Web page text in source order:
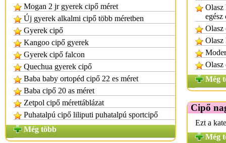
Mogan 2 jr gyerek cipő méret
Új gyerek alkalmi cipő több méretben
Gyerek cipő
Kangoo cipő gyerek
Gyerek cipő falcon
Quechua gyerek cipő
Baba baby ortopéd cipő 22 es méret
Baba cipő 20 as méret
Zetpol cipő mérettáblázat
Puhatalpú cipő liliputi puhatalpú sportcipő
Még több
Olasz
egész
Olasz
Olasz
Olasz
Még
Cipő
Ezt a
Még